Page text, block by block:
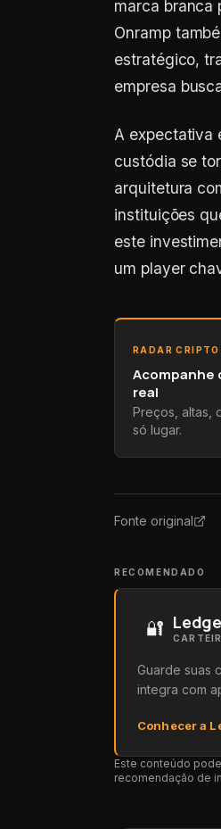
marca branca
Onramp
estratégico,
empresa
A expectativa
custódia se
arquitetura
instituições
este
um player
RADAR CRIPTO
Acompanhe
real
Preços, altas,
só lugar.
Fonte original
RECOMENDADO
🔐
Guarde suas
integra com
Conhecer a
Este conteúdo
recomendação de